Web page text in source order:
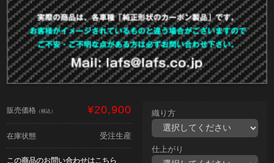
販売価格 （税込） ¥20,900
在庫状態 受注生産
この商品のお問い合わせはこちら
織り方
仕上がり